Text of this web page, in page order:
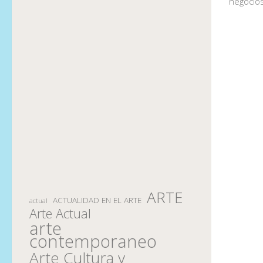
actual ACTUALIDAD EN EL ARTE ARTE
Arte Actual
arte
contemporaneo
Arte Cultura y